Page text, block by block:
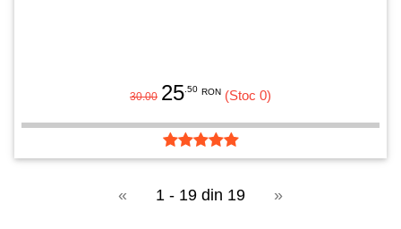
30.00 25 .50 RON (Stoc 0)
« 1 - 19 din 19 »